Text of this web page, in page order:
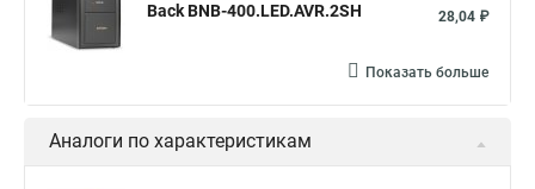
Back BNB-400.LED.AVR.2SH
28,04 ₽
Показать больше
Аналоги по характеристикам